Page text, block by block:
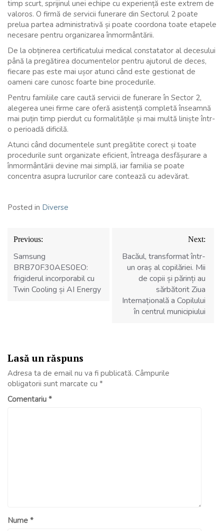
timp scurt, sprijinul unei echipe cu experiență este extrem de
valoros. O firmă de servicii funerare din Sectorul 2 poate
prelua partea administrativă și poate coordona toate etapele
necesare pentru organizarea înmormântării.
De la obținerea certificatului medical constatator al decesului
până la pregătirea documentelor pentru ajutorul de deces,
fiecare pas este mai ușor atunci când este gestionat de
oameni care cunosc foarte bine procedurile.
Pentru familiile care caută servicii de funerare în Sector 2,
alegerea unei firme care oferă asistență completă înseamnă
mai puțin timp pierdut cu formalitățile și mai multă liniște într-
o perioadă dificilă.
Atunci când documentele sunt pregătite corect și toate
procedurile sunt organizate eficient, întreaga desfășurare a
înmormântării devine mai simplă, iar familia se poate
concentra asupra lucrurilor care contează cu adevărat.
Posted in Diverse
Navigare
în
articole
Previous:
Samsung
BRB70F30AES0EO:
frigiderul incorporabil cu
Twin Cooling și AI Energy
Next:
Bacăul, transformat într-
un oraș al copilăriei. Mii
de copii și părinți au
sărbătorit Ziua
Internațională a Copilului
în centrul municipiului
Lasă un răspuns
Adresa ta de email nu va fi publicată. Câmpurile
obligatorii sunt marcate cu *
Comentariu *
Nume *